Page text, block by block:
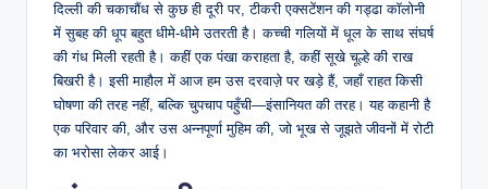
दिल्ली की चकाचौंध से कुछ ही दूरी पर, टीकरी एक्सटेंशन की गड्ढा कॉलोनी
में सुबह की धूप बहुत धीमे-धीमे उतरती है। कच्ची गलियों में धूल के साथ संघर्ष
की गंध मिली रहती है। कहीं एक पंखा कराहता है, कहीं सूखे चूल्हे की राख
बिखरी है। इसी माहौल में आज हम उस दरवाज़े पर खड़े हैं, जहाँ राहत किसी
घोषणा की तरह नहीं, बल्कि चुपचाप पहुँची—इंसानियत की तरह। यह कहानी है
एक परिवार की, और उस अन्नपूर्णा मुहिम की, जो भूख से जूझते जीवनों में रोटी
का भरोसा लेकर आई।